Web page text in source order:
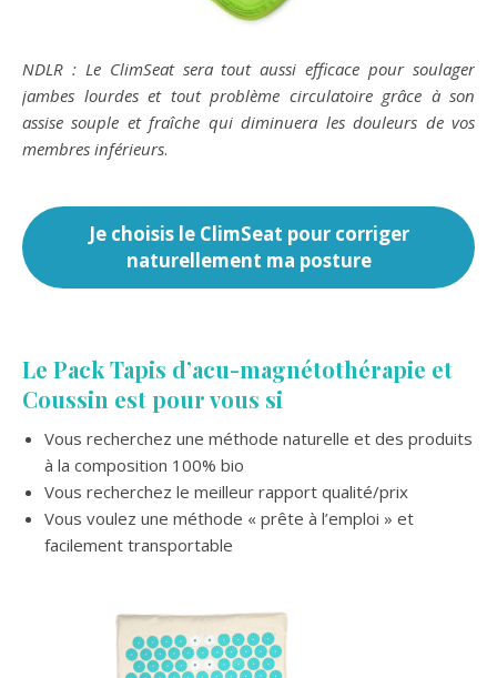
NDLR : Le ClimSeat sera tout aussi efficace pour soulager
jambes lourdes et tout problème circulatoire grâce à son
assise souple et fraîche qui diminuera les douleurs de vos
membres inférieurs.
Je choisis le ClimSeat pour corriger
naturellement ma posture
Le Pack Tapis d’acu-magnétothérapie et
Coussin est pour vous si
Vous recherchez une méthode naturelle et des produits
à la composition 100% bio
Vous recherchez le meilleur rapport qualité/prix
Vous voulez une méthode « prête à l’emploi » et
facilement transportable